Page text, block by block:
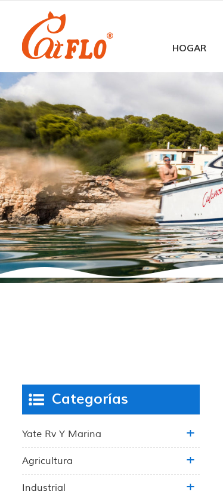
HOGAR
Categorías
Yate Rv Y Marina
Agricultura
Industrial